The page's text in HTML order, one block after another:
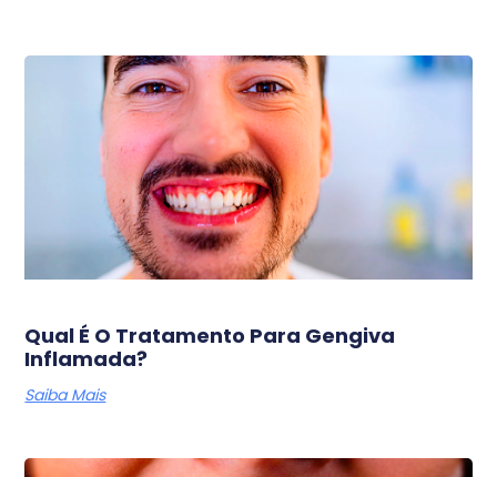
Qual É O Tratamento Para Gengiva
Inflamada?
Saiba Mais